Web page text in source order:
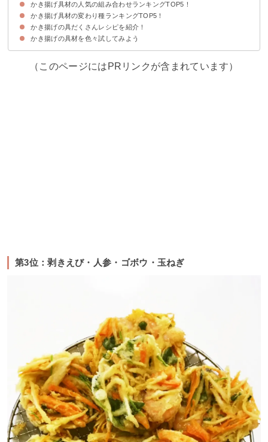
かき揚げの基本の具材
かき揚げの基本的な作り方
かき揚げ具材の人気の組み合わせランキングTOP5！
第5位：玉ねぎ・いんげん・しめじ・剥きえび
第4位：ゴボウ・さつまいも・人参
第3位：剥きえび・人参・ゴボウ・玉ねぎ
第2位：とうもろこし・枝豆・玉ねぎ・南瓜・人参・ちくわ
第1位：いか・とうもろこし・ちくわ・大葉
かき揚げ具材の変わり種ランキングTOP5！
第5位：クレソン
第4位：マカロニ
第3位：キムチ
第2位：豆苗
第1位：アボカド
かき揚げの具だくさんレシピを紹介！
①具だくさんかき揚げ
②きすと堀川ごぼうのかき揚げ天丼
③剥きえびと野菜のかき揚げ
かき揚げの具材を色々試してみよう
（このページにはPRリンクが含まれています）
第3位：剥きえび・人参・ゴボウ・玉ねぎ